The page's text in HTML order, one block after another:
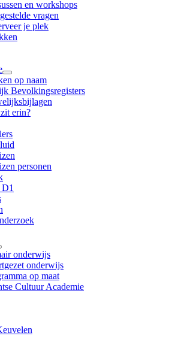
en workshops
vragen
je plek
op naam
Bevolkingsregisters
erin?
personen
onderwijs
onderwijs
op maat
Cultuur Academie